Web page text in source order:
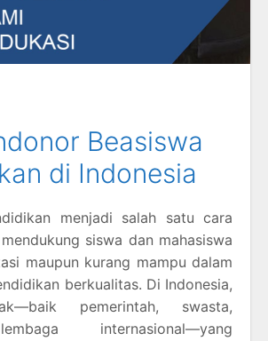
Beasiswa
di Indonesia
menjadi salah satu cara
siswa dan mahasiswa
maupun kurang mampu dalam
berkualitas. Di Indonesia,
pemerintah, swasta,
internasional—yang